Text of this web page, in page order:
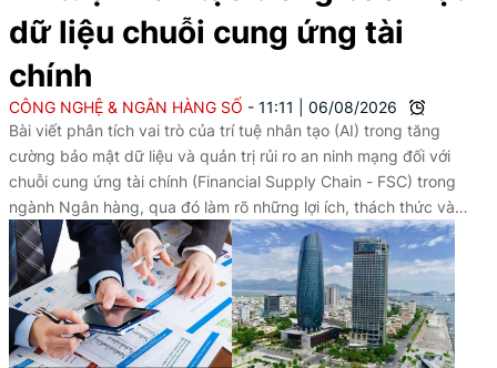
dữ liệu chuỗi cung ứng tài
chính
CÔNG NGHỆ & NGÂN HÀNG SỐ 11:11
06/08/2026
Bài viết phân tích vai trò của trí tuệ nhân tạo (AI) trong tăng
cường bảo mật dữ liệu và quản trị rủi ro an ninh mạng đối với
chuỗi cung ứng tài chính (Financial Supply Chain - FSC) trong
ngành Ngân hàng, qua đó làm rõ những lợi ích, thách thức và
hàm ý nhằm nâng cao hiệu quả ứng dụng AI trong bối cảnh
chuyển đổi số.